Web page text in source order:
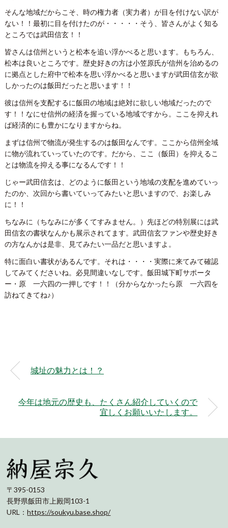
そんな地域だからこそ、時の権力者（実力者）が目を付けない訳が
ない！！最初に目を付けたのが・・・・・そう、皆さんがよく知る
ところでは武田信玄！！
皆さんは信州というと松本を追い浮かべると思います。もちろん、
松本は良いところです。歴史好きの方は小笠原氏が信州を治めるの
に拠点とした府中で松本を思い浮かべると思いますが武田信玄が欲
しかったのは飯田だったと思います！！
彼は信州を支配するに飯田の地域は絶対に欲しい地域だったので
す！！なにせ信州の経済を握っている地域ですから。ここを抑えれ
ば経済的にも豊かになりますからね。
まずは信州で物流が発生するのは飯田なんです。ここから信州全域
に物が流れていっていたのです。だから、ここ（飯田）を抑えるこ
とは物流を抑える事になるんです！！
じゃー武田信玄は、どのように飯田という地域の支配を進めていっ
たのか、次回から書いていってみたいと思いますので、お楽しみ
に！！
ちなみに（ちなみにが多くてすみません。）先ほどの特別展には武
田信玄の書状なんかも展示されてます。武田信玄ファンや歴史好き
の方なんかは是非、見てみたい一品だと思いますよ。
特に面白い書状があるんです。それは・・・・実際に来てみて確認
してみてくださいね。必見間違いなしです。飯田城下町サポータ
ー・原 一六四の一押しです！！（分からなかったら原 一六四を
訪ねてきてね♪）
城址の魅力とは！？
今年は地元の歴史も、たくさん紹介していくので
宜しくお願いいたします。
〒395-0153
長野県飯田市上殿岡103-1
URL：https://soukyu.base.shop/